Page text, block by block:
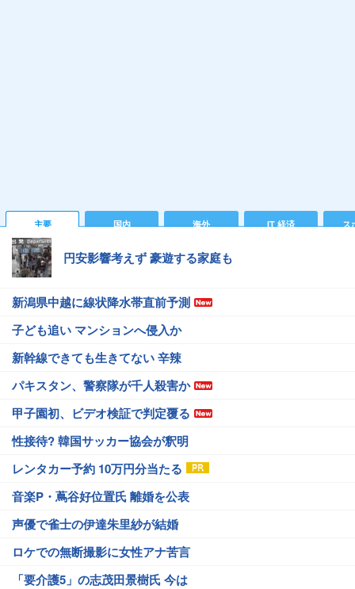
主要 国内 海外 IT 経済 ス
円安影響考えず 豪遊する家庭も
新潟県中越に線状降水帯直前予測
子ども追い マンションへ侵入か
新幹線できても生きてない 辛辣
パキスタン、警察隊が千人殺害か
甲子園初、ビデオ検証で判定覆る
性接待? 韓国サッカー協会が釈明
レンタカー予約 10万円分当たる
音楽P・蔦谷好位置氏 離婚を公表
声優で雀士の伊達朱里紗が結婚
ロケでの無断撮影に女性アナ苦言
「要介護5」の志茂田景樹氏 今は